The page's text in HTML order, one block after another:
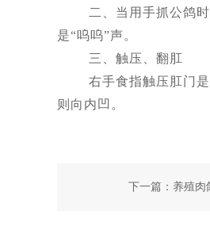
二、当用手抓公鸽时，
是“呜呜”声。
三、触压、翻肛
右手食指触压肛门是，
则向内凹。
下一篇： 养殖肉